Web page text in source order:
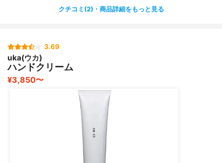
効果も感じられて、今まで何を塗ってもカサカサして赤み
オーガニックのクリームの中では比較的安いのでおすすめ
です✨
クチコミ(2)・商品詳細をもっと見る
3.69
uka(ウカ)
ハンドクリーム
¥3,850〜